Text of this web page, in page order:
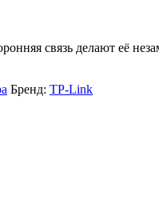
связь делают её
Бренд: TP-Link